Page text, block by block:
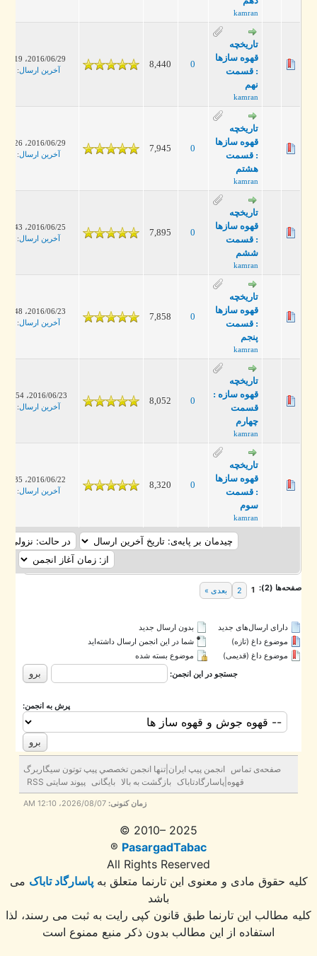
kamran
تاریخچه
قهوه سازها
: قسمت
kamran
0
8,440
2016/06/29، 07:19 PM
آخرین ارسال :
kamran
تاریخچه
قهوه سازها
: قسمت
هشتم
kamran
0
7,945
2016/06/29، 01:26 PM
آخرین ارسال :
kamran
تاریخچه
قهوه سازها
: قسمت
ششم
kamran
0
7,895
2016/06/25، 05:43 PM
آخرین ارسال :
kamran
تاریخچه
قهوه سازها
: قسمت
kamran
0
7,858
2016/06/23، 05:48 PM
آخرین ارسال :
kamran
تاریخچه
قهوه سازه :
قسمت
چهارم
kamran
0
8,052
2016/06/23، 11:54 AM
آخرین ارسال :
kamran
تاریخچه
قهوه سازها
: قسمت
kamran
0
8,320
2016/06/22، 03:35 PM
آخرین ارسال :
kamran
(2):
1
2 بعدی »
دارای ارسال‌های جدید‌
موضوع داغ (تازه‌)
موضوع داغ (قدیمی)
بدون ارسال جدید‌
شما در این انجمن ارسال داشته‌اید
موضوع بسته شده
جستجو در این انجمن:
پرش به انجمن:
صفحه‌ی تماس
انجمن پيپ ايران|تنها انجمن تخصصي پيپ توتون سيگاربرگ
قهوه|پاسارگادتاباک بازگشت به بالا بایگانی پیوند سایتی RSS
زمان کنونی:2026/08/07، 12:10 AM
© 2010– 2025
®PasargadTabac
All Rights Reserved
حقوق مادی و معنوی اين تارنما متعلق بهپاسارگاد تاباکمی
مطالب این تارنما طبق قانون کپی رایت به ثبت می رسند، لذا
استفاده از این مطالب بدون ذکر منبع ممنوع است